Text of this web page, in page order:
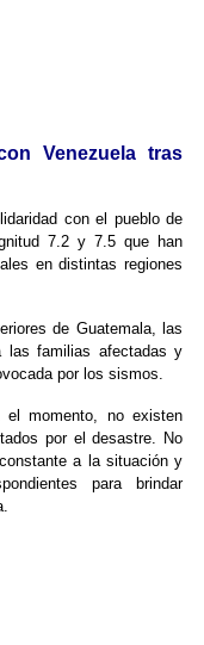
Venezuela tras
con el pueblo de
7.2 y 7.5 que han
en distintas regiones
de Guatemala, las
las familias afectadas y
por los sismos.
el momento, no existen
por el desastre. No
a la situación y
para brindar